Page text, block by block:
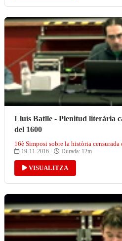
Lluís Batlle - Plenitud literària
del 1600
16è Simposi sobre la història
19-11-2016 · Durada: 12m
VISUALITZA